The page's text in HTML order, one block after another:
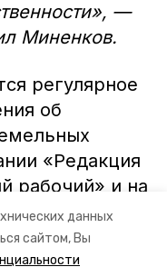
данных
сайтом, Вы
—
Миненков.
регулярное
об
«Редакция
рабочий» и на